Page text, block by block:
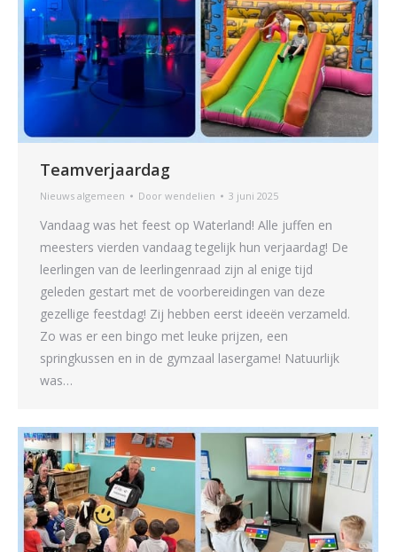
Teamverjaardag
Nieuws algemeen Door wendelien 3 juni 2025
Vandaag was het feest op Waterland! Alle juffen en
meesters vierden vandaag tegelijk hun verjaardag! De
leerlingen van de leerlingenraad zijn al enige tijd
geleden gestart met de voorbereidingen van deze
gezellige feestdag! Zij hebben eerst ideeën verzameld.
Zo was er een bingo met leuke prijzen, een
springkussen en in de gymzaal lasergame! Natuurlijk
was…